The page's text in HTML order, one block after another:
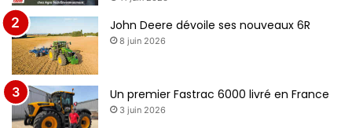
John Deere dévoile ses nouveaux 6R
8 juin 2026
Un premier Fastrac 6000 livré en France
3 juin 2026